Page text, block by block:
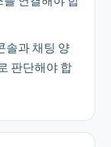
솔과 채팅 양
판단해야 합